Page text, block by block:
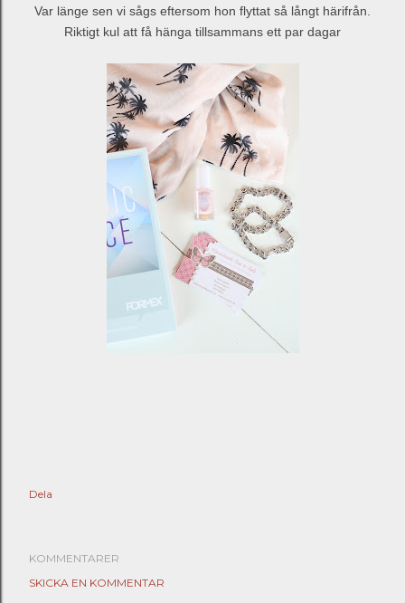
Var länge sen vi sågs eftersom hon flyttat så långt härifrån.
Riktigt kul att få hänga tillsammans ett par dagar
Dela
KOMMENTARER
SKICKA EN KOMMENTAR